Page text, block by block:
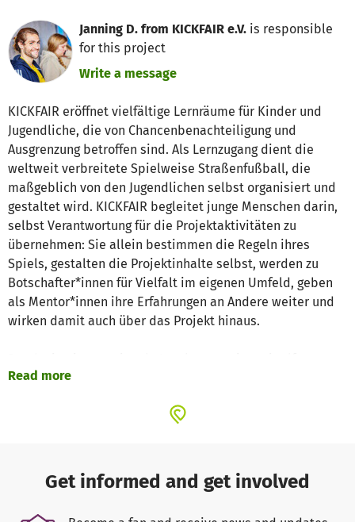
Janning D. from KICKFAIR e.V. is responsible
for this project
Write a message
KICKFAIR eröffnet vielfältige Lernräume für Kinder und
Jugendliche, die von Chancenbenachteiligung und
Ausgrenzung betroffen sind. Als Lernzugang dient die
weltweit verbreitete Spielweise Straßenfußball, die
maßgeblich von den Jugendlichen selbst organisiert und
gestaltet wird. KICKFAIR begleitet junge Menschen darin,
selbst Verantwortung für die Projektaktivitäten zu
übernehmen: Sie allein bestimmen die Regeln ihres
Spiels, gestalten die Projektinhalte selbst, werden zu
Botschafter*innen für Vielfalt im eigenen Umfeld, geben
als Mentor*innen ihre Erfahrungen an Andere weiter und
wirken damit auch über das Projekt hinaus.
Partnerorganisationen aus Afrika, Asien, Europa und
ermöglicht KICKFAIR vielfältige Formen des globalen
Entwicklung anderer Denk- und Herangehensweisen, eine
Sensibilisierung für globale Themenstellungen und
Zusammenhänge und das Gefühl globaler Verbundenheit.
Read more
Get informed and get involved